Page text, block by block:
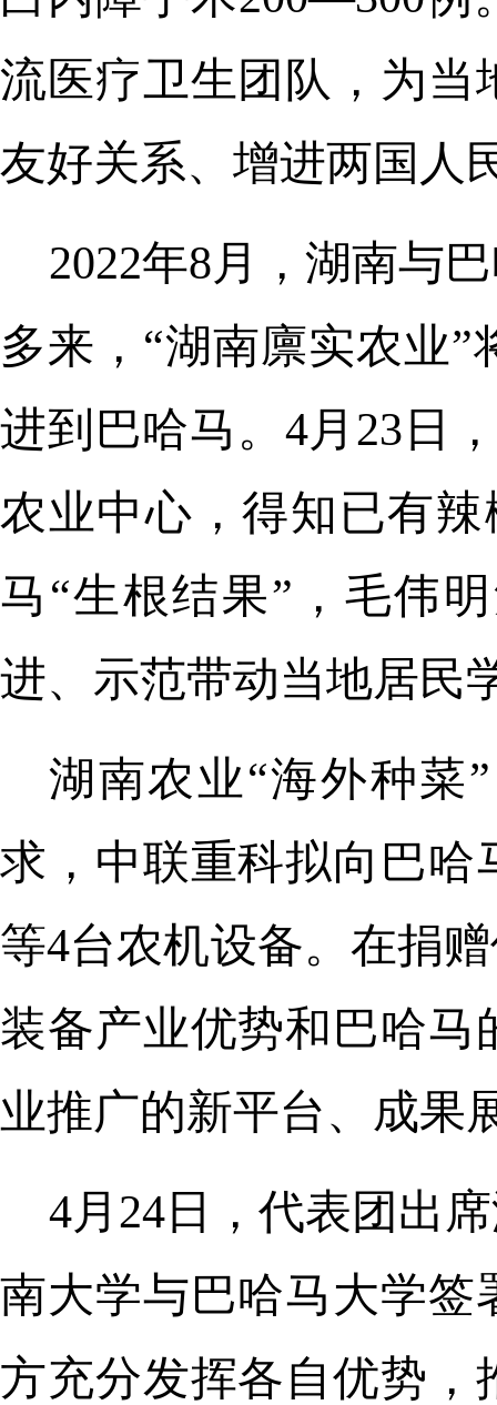
流医疗卫生团队，为当
友好关系、增进两国人
2022年8月，湖南与
多来，“湖南廪实农业
进到巴哈马。4月23日
农业中心，得知已有
马“生根结果”，毛伟
进、示范带动当地居民
湖南农业“海外种菜
求，中联重科拟向巴哈
等4台农机设备。在捐
装备产业优势和巴哈
业推广的新平台、成果
4月24日，代表团出
南大学与巴哈马大学签
方充分发挥各自优势